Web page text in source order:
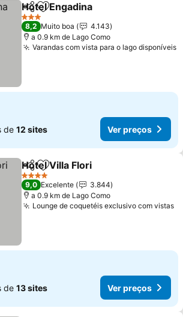
PartilharAdicionar aos favoritos
Hotel Engadina
3 Estrelas
8,2 Muito boa
4.143
a 0.9 km de Lago Como
Varandas com vista para o lago disponíveis
de 12 sites Ver preços
PartilharAdicionar aos favoritos
Hotel Villa Flori
4 Estrelas
9,0 Excelente
3.844
a 0.9 km de Lago Como
Lounge de coquetéis exclusivo com vistas
de 13 sites Ver preços